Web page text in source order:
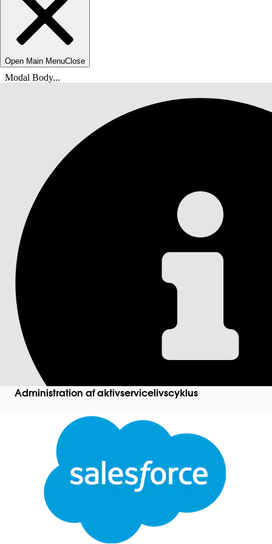
Open Main MenuClose
Modal Body...
Denne tekst er oversat ved hjælp af Salesforce-maskinoversættelsessystem. Du finder flere
Administration af aktivservicelivscyklus
docsHomeLinkTextShort
Administration af aktivservicelivscyklus
Validering af
Betalingsperiode bruges i mobilappen, så
personlige betalingsperiode.
registreringer, hvor slutdatoen er før
efter startdatoen, hvilket sikrer dataintegritet i
LØSTE DENNE ARTIKEL DIT PROBLEM?
Giv os besked, så vi kan forbedre os!